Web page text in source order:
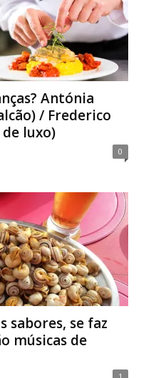
Antónia
/ Frederico
luxo)
0
sabores, se faz
músicas de